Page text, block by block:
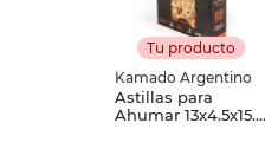
Tu producto
Kamado Argentino
Astillas para
Ahumar 13x4.5x15.5